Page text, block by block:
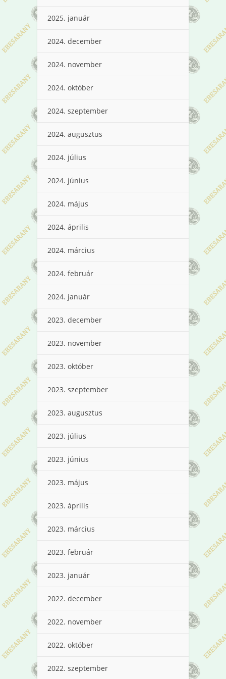
2025. január
2024. december
2024. november
2024. október
2024. szeptember
2024. augusztus
2024. július
2024. június
2024. május
2024. április
2024. március
2024. február
2024. január
2023. december
2023. november
2023. október
2023. szeptember
2023. augusztus
2023. július
2023. június
2023. május
2023. április
2023. március
2023. február
2023. január
2022. december
2022. november
2022. október
2022. szeptember